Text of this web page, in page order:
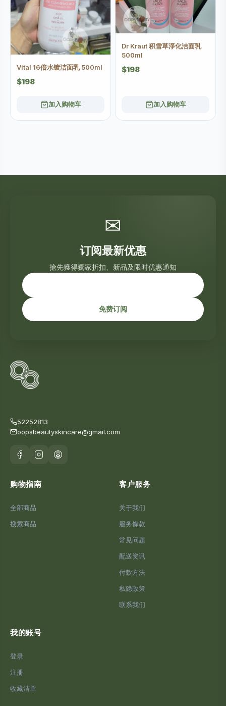
Vital 16倍水镀洁面乳 500ml
$198
加入购物车
Dr Kraut 积雪草淨化洁面乳
500ml
$198
加入购物车
✉
订阅最新优惠
搶先獲得獨家折扣、新品及限时优惠通知
免费订阅
52252813
oopsbeautyskincare@gmail.com
购物指南
全部商品
搜索商品
客户服务
关于我们
服务條款
常见问题
配送资讯
付款方法
私隐政策
联系我们
我的账号
登录
注册
收藏清单